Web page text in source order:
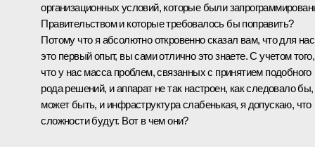
организационных условий, которые были
Правительством и которые требовалось бы поправить?
Потому что я абсолютно откровенно сказал вам, что для нас
это первый опыт, вы сами отлично это знаете. С учетом того,
что у нас масса проблем, связанных с принятием подобного
рода решений, и аппарат не так настроен, как следовало бы,
может быть, и инфраструктура слабенькая, я допускаю, что
сложности будут. Вот в чем они?